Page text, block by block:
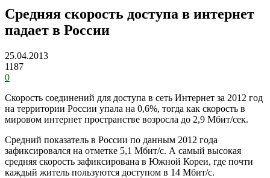
Средняя скорость доступа в интернет
падает в России
25.04.2013
1187
0
Скорость соединений для доступа в сеть Интернет за 2012 год
на территории России упала на 0,6%, тогда как скорость в
мировом интернет пространстве возросла до 2,9 Мбит/сек.
Средний показатель в России по данным 2012 года
зафиксировался на отметке 5,1 Мбит/с. А самый высокая
средняя скорость зафиксирована в Южной Кореи, где почти
каждый житель пользуются доступом в 14 Мбит/с.